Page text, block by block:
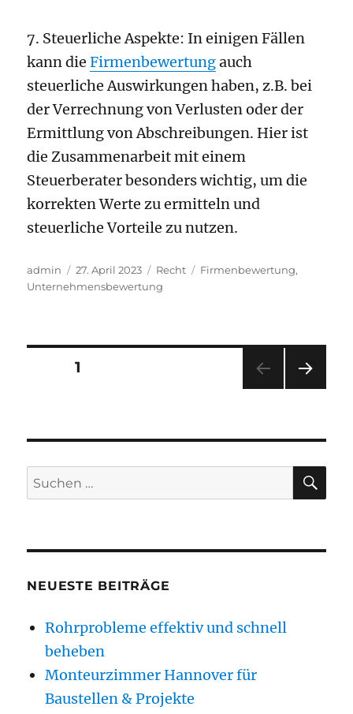
7. Steuerliche Aspekte: In einigen Fällen
kann dieFirmenbewertungauch
steuerliche Auswirkungen haben, z.B. bei
der Verrechnung von Verlusten oder der
Ermittlung von Abschreibungen. Hier ist
die Zusammenarbeit mit einem
Steuerberater besonders wichtig, um die
korrekten Werte zu ermitteln und
steuerliche Vorteile zu nutzen.
Autor
admin
Veröffentlicht
am
27. April 2023 Kategorien
Recht Schlagwörter
Firmenbewertung,
Unternehmensbewertung
Seitennummerierung
SEITE1
E
Suchen
nach:
NEUESTE BEITRÄGE
Rohrprobleme effektiv und schnell
beheben
Monteurzimmer Hannover für
Baustellen & Projekte